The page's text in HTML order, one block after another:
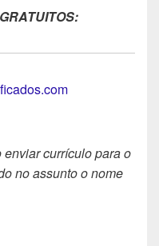
currículo para o
no assunto o nome